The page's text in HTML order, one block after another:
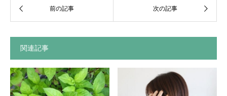
関連記事